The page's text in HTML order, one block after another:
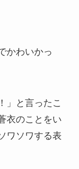
かわいかっ
」と言ったこ
衣のことをい
ワソワする表